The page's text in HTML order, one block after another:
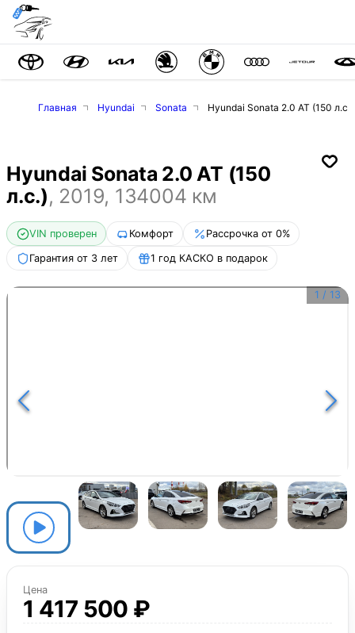
Главная Hyundai Sonata Hyundai Sonata 2.0 AT (150 л.с.)
Hyundai Sonata 2.0 AT (150
л.с.), 2019, 134004 км
VIN проверен Комфорт Рассрочка от 0%
Гарантия от 3 лет 1 год КАСКО в подарок
1 / 13
Цена
1 417 500 ₽